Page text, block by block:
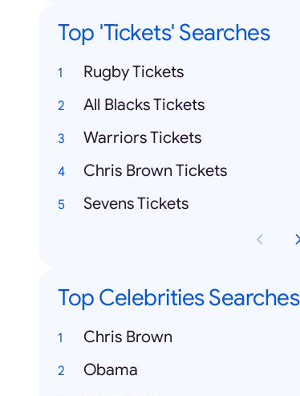
Top 'Tickets' Searches
Rugby Tickets
All Blacks Tickets
Warriors Tickets
Chris Brown Tickets
Sevens Tickets
Top Celebrities Searches
Chris Brown
Obama